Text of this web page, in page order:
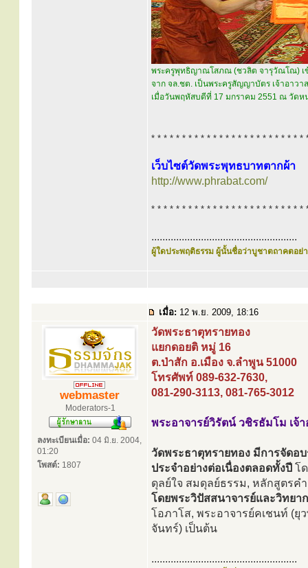
พระครูพุทธิญาณโสภณ (ชวลิต จารุวัณโณ) เ
จาก จล.ชต. เป็นพระครูสัญญาบัตร เจ้าอาวา
เมื่อวันพฤหัสบดีที่ 17 มกราคม 2551 ณ วัดห
* * * * * * * * * * * * * * * * * * * * * * * * *
เว็บไซต์วัดพระพุทธบาทตากผ้า
http://www.phrabat.com/
* * * * * * * * * * * * * * * * * * * * * * * * *
.....................................................
ผู้ใดประพฤติธรรม ผู้นั้นชื่อว่าบูชาตถาคตอย่า
เมื่อ: 12 พ.ย. 2009, 18:16
webmaster
Moderators-1
ลงทะเบียนเมื่อ: 04 มิ.ย. 2004,
01:20
โพสต์: 1807
วัดพระธาตุทรายทอง
แยกดอยติ หมู่ 16
ต.ป่าสัก อ.เมือง จ.ลำพูน 51000
โทรศัพท์ 089-632-7630,
081-290-3113, 081-765-3012
พระอาจารย์วิรัตน์ วชิรธัมโม เจ้า
วัดพระธาตุทรายทอง มีการจัดอ
ประจำอย่างต่อเนื่องตลอดทั้งปี โ
ดุลย์ใจ สมดุลย์ธรรม, หลักสูตรค
โดยพระวิปัสสนาจารย์และวิทยา
โอภาโส, พระอาจารย์คเชนท์ (
จันทร์) เป็นต้น
.....................................................